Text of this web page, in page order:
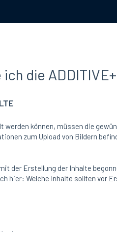
die
werden können, müssen die
zum Upload von Bildern
der Erstellung der Inhalte
hier: Welche Inhalte sollten vor